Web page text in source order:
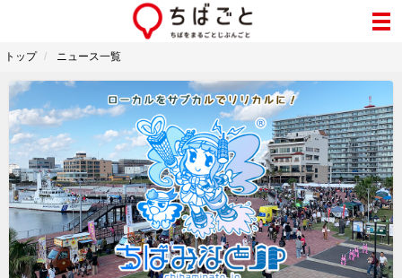
トップ ニュース一覧